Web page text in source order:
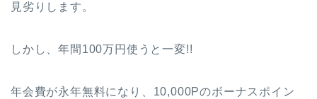
見劣りします。
しかし、年間100万円使うと一変!!
年会費が永年無料になり、10,000Pのボーナスポイン